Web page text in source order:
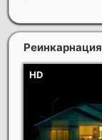
Реинкарнация